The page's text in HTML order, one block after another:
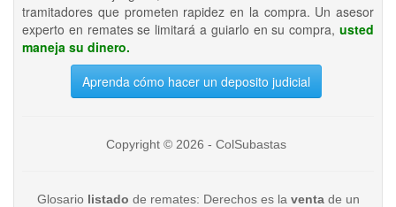
tramitadores que prometen rapidez en la compra. Un asesor
experto en remates se limitará a guiarlo en su compra, usted
maneja su dinero.
Aprenda cómo hacer un deposito judicial
Copyright © 2026 - ColSubastas
Glosario listado de remates: Derechos es la ventade un